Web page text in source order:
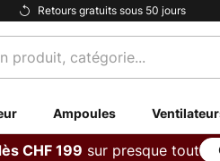
Retours gratuits sous 50 jours
Ampoules
CHF 199 sur presque tout